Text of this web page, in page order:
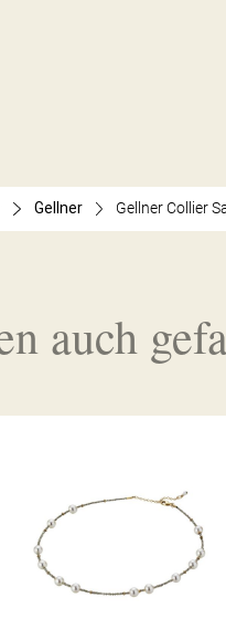
Gellner Gellner Collier
auch
GELLNER COLLIER
METROPOLITAN